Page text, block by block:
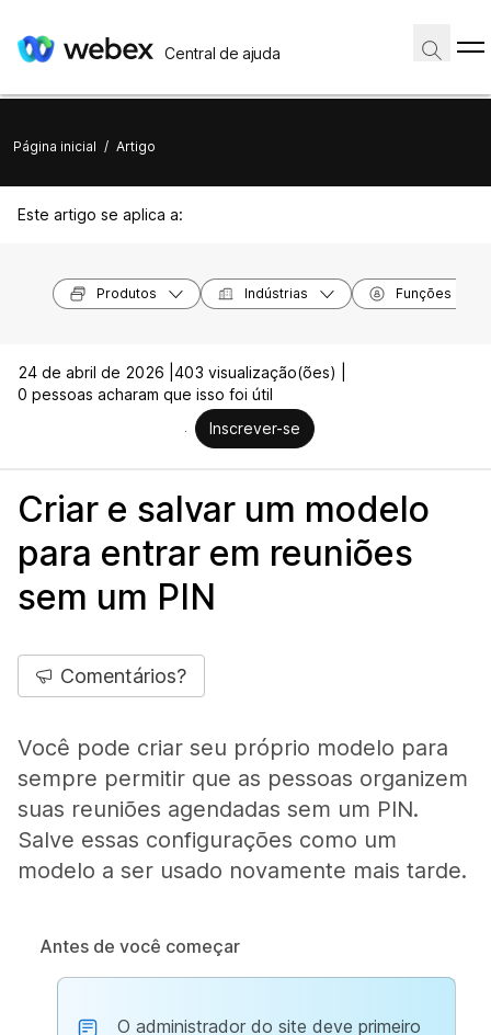
Central de ajuda
Página inicial / Artigo
Este artigo se aplica a:
Produtos Indústrias Funções
24 de abril de 2026 | 403 visualização(ões) |
0 pessoas acharam que isso foi útil
Inscrever-se
Criar e salvar um modelo
para entrar em reuniões
sem um PIN
Comentários?
Você pode criar seu próprio modelo para
sempre permitir que as pessoas organizem
suas reuniões agendadas sem um PIN.
Salve essas configurações como um
modelo a ser usado novamente mais tarde.
Antes de você começar
O administrador do site deve primeiro